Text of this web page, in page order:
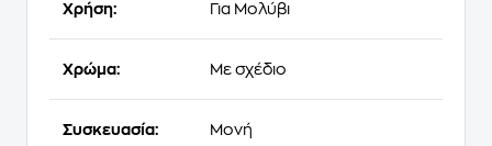
Χρήση: Για Μολύβι
Χρώμα: Με σχέδιο
Συσκευασία: Μονή